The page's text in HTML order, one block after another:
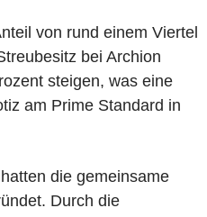
von rund einem Viertel
bei Archion
steigen, was eine
am Prime Standard in
die gemeinsame
Durch die